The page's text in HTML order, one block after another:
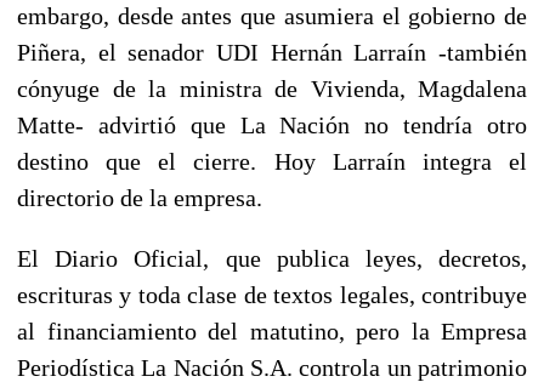
embargo, desde antes que asumiera el gobierno de
Piñera, el senador UDI Hernán Larraín -también
cónyuge de la ministra de Vivienda, Magdalena
Matte- advirtió que La Nación no tendría otro
destino que el cierre. Hoy Larraín integra el
directorio de la empresa.
El Diario Oficial, que publica leyes, decretos,
escrituras y toda clase de textos legales, contribuye
al financiamiento del matutino, pero la Empresa
Periodística La Nación S.A. controla un patrimonio